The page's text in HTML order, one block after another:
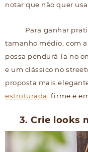
notar que não quer
Para ganhar
tamanho médio, com
possa pendurá-la no
e um clássico no
proposta mais
estruturada, firme e
3. Crie looks